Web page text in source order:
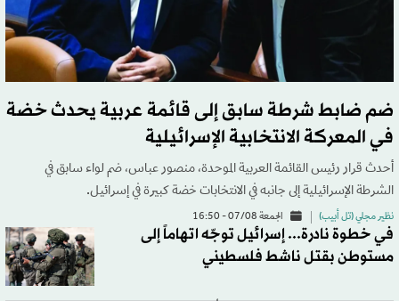
ضم ضابط شرطة سابق إلى قائمة عربية يحدث خضة
في المعركة الانتخابية الإسرائيلية
أحدث قرار رئيس القائمة العربية الموحدة، منصور عباس، ضم لواء سابق في
الشرطة الإسرائيلية إلى جانبه في الانتخابات خضة كبيرة في إسرائيل.
نظير مجلي (تل أبيب) الجمعة 07/08 - 16:50
في خطوة نادرة... إسرائيل توجّه اتهاماً إلى
مستوطن بقتل ناشط فلسطيني